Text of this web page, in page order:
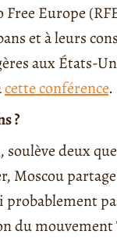
Europe
et à leurs
aux États-
cette conférence.
?
deux
Moscou
du mouvement